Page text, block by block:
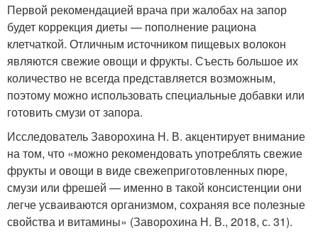
Первой рекомендацией врача при жалобах на запор
будет коррекция диеты — пополнение рациона
клетчаткой. Отличным источником пищевых волокон
являются свежие овощи и фрукты. Съесть большое их
количество не всегда представляется возможным,
поэтому можно использовать специальные добавки или
готовить смузи от запора.
Исследователь Заворохина Н. В. акцентирует внимание
на том, что «можно рекомендовать употреблять свежие
фрукты и овощи в виде свежеприготовленных пюре,
смузи или фрешей — именно в такой консистенции они
легче усваиваются организмом, сохраняя все полезные
свойства и витамины» (Заворохина Н. В., 2018, с. 31).